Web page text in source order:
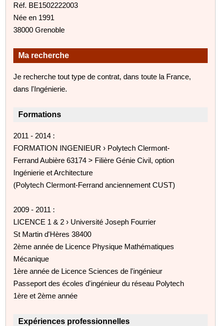
Réf. BE1502222003
Née en 1991
38000 Grenoble
Ma recherche
Je recherche tout type de contrat, dans toute la France,
dans l'Ingénierie.
Formations
2011 - 2014 :
FORMATION INGENIEUR › Polytech Clermont-
Ferrand Aubière 63174 > Filière Génie Civil, option
Ingénierie et Architecture
(Polytech Clermont-Ferrand anciennement CUST)
2009 - 2011 :
LICENCE 1 & 2 › Université Joseph Fourrier
St Martin d'Hères 38400
2ème année de Licence Physique Mathématiques
Mécanique
1ère année de Licence Sciences de l'ingénieur
Passeport des écoles d'ingénieur du réseau Polytech
1ère et 2ème année
Expériences professionnelles